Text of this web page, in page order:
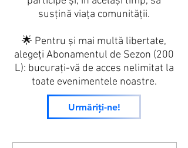
susțină viața comunității.
🌟 Pentru și mai multă libertate,
alegeți Abonamentul de Sezon (200
L): bucurați-vă de acces nelimitat la
toate evenimentele noastre.
Urmăriți-ne!